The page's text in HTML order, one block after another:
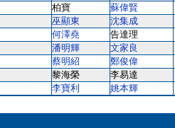
柏寶 蘇偉賢
巫顯東 沈集成
何澤堯 告達理
潘明輝 文家良
蔡明紹 鄭俊偉
黎海榮 李易達
李寶利
姚本輝